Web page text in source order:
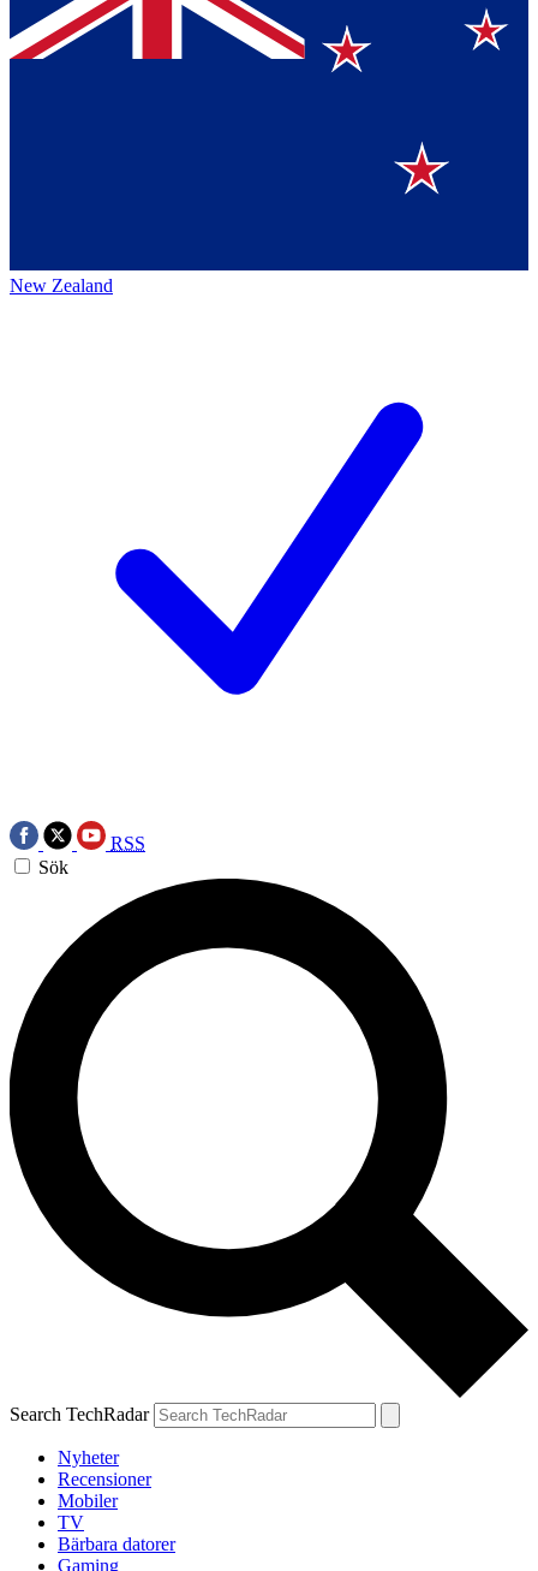
New Zealand
RSS
Sök
Search TechRadar
Nyheter
Recensioner
Mobiler
TV
Bärbara datorer
Gaming